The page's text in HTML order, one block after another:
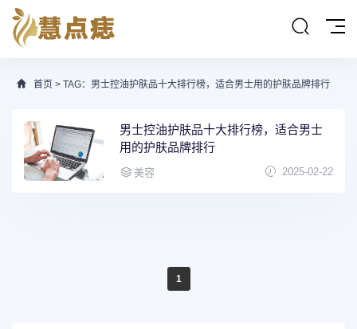
首页 > TAG：男士控油护肤品十大排行榜，适合男士用的护肤品牌排行
男士控油护肤品十大排行榜，适合男士
用的护肤品牌排行
美容 2025-02-22
1